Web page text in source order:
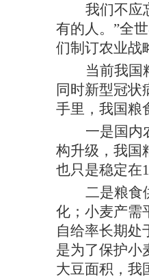
我们不应
有的人。”全
们制订农业战
当前我国
同时新型冠状
手里，我国粮
一是国内
构升级，我国
也只是稳定在
二是粮食
化；小麦产需
自给率长期处
是为了保护小
大豆面积，我